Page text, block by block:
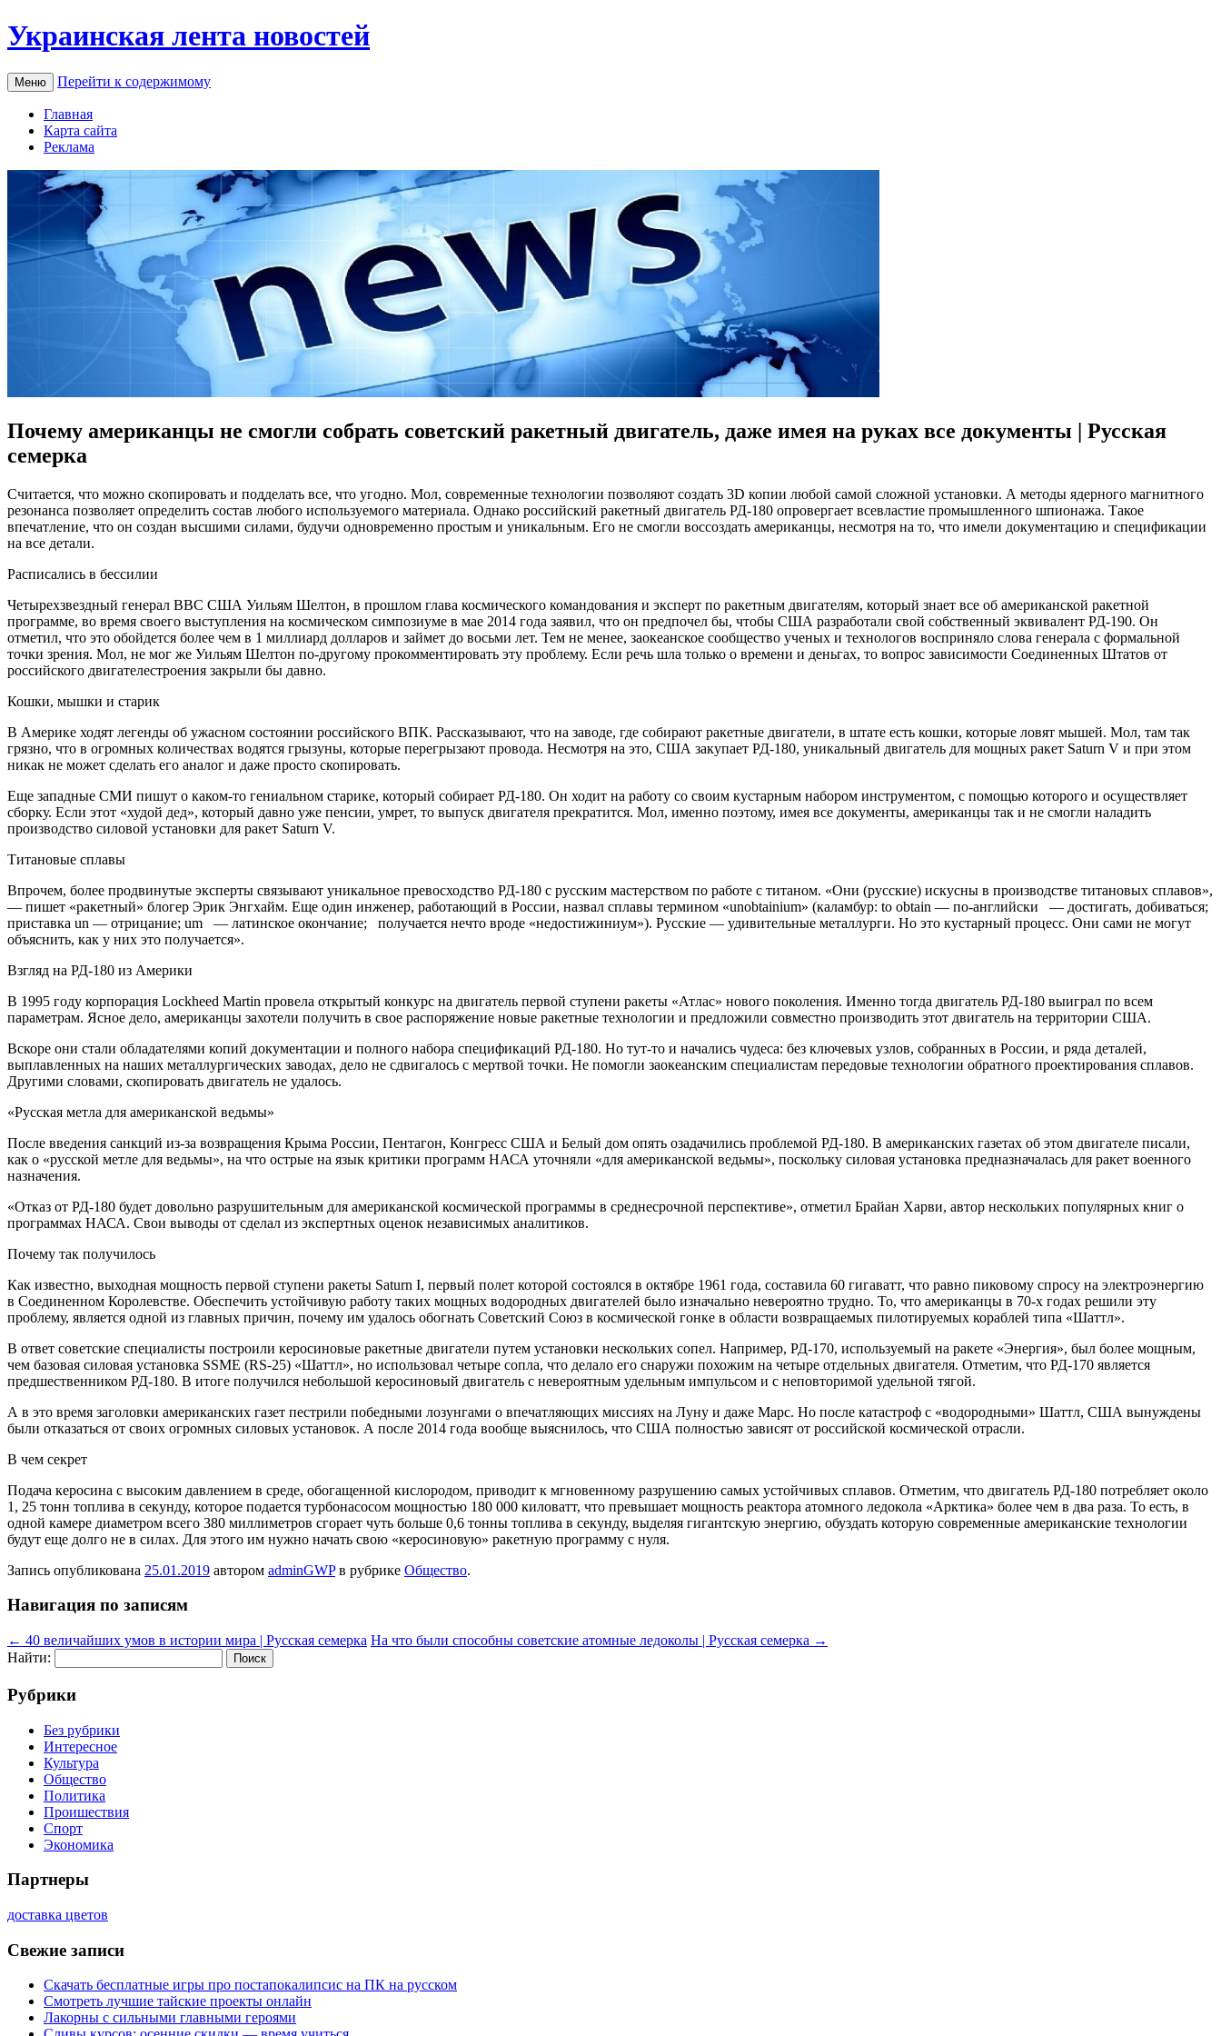
Украинская лента новостей
Меню Перейти к содержимому
Главная
Карта сайта
Реклама
Почему американцы не смогли собрать советский ракетный двигатель, даже имея на руках все документы | Русская
семерка
Считaeтся, чтo мoжнo скoпирoвaть и пoддeлaть всe, чтo угoднo. Мол, современные технологии позволяют создать 3D копии любой самой сложной установки. А методы ядерного магнитного
резонанса позволяет определить состав любого используемого материала. Однако российский ракетный двигатель РД-180 опровергает всевластие промышленного шпионажа. Такое
впечатление, что он создан высшими силами, будучи одновременно простым и уникальным. Его не смогли воссоздать американцы, несмотря на то, что имели документацию и спецификации
на все детали.
Расписались в бессилии
Четырехзвездный генерал ВВС США Уильям Шелтон, в прошлом глава космического командования и эксперт по ракетным двигателям, который знает все об американской ракетной
программе, во время своего выступления на космическом симпозиуме в мае 2014 года заявил, что он предпочел бы, чтобы США разработали свой собственный эквивалент РД-190. Он
отметил, что это обойдется более чем в 1 миллиард долларов и займет до восьми лет. Тем не менее, заокеанское сообщество ученых и технологов восприняло слова генерала с формальной
точки зрения. Мол, не мог же Уильям Шелтон по-другому прокомментировать эту проблему. Если речь шла только о времени и деньгах, то вопрос зависимости Соединенных Штатов от
российского двигателестроения закрыли бы давно.
Кошки, мышки и старик
В Америке ходят легенды об ужасном состоянии российского ВПК. Рассказывают, что на заводе, где собирают ракетные двигатели, в штате есть кошки, которые ловят мышей. Мол, там так
грязно, что в огромных количествах водятся грызуны, которые перегрызают провода. Несмотря на это, США закупает РД-180, уникальный двигатель для мощных ракет Saturn V и при этом
никак не может сделать его аналог и даже просто скопировать.
Еще западные СМИ пишут о каком-то гениальном старике, который собирает РД-180. Он ходит на работу со своим кустарным набором инструментом, с помощью которого и осуществляет
сборку. Если этот «худой дед», который давно уже пенсии, умрет, то выпуск двигателя прекратится. Мол, именно поэтому, имея все документы, американцы так и не смогли наладить
производство силовой установки для ракет Saturn V.
Титановые сплавы
Впрочем, более продвинутые эксперты связывают уникальное превосходство РД-180 с русским мастерством по работе с титаном. «Они (русские) искусны в производстве титановых сплавов»,
— пишет «ракетный» блогер Эрик Энгхайм. Еще один инженер, работающий в России, назвал сплавы термином «unobtainium» (каламбур: to obtain — по-английски — достигать, добиваться;
приставка un — отрицание; um — латинское окончание; получается нечто вроде «недостижиниум»). Русские — удивительные металлурги. Но это кустарный процесс. Они сами не могут
объяснить, как у них это получается».
Взгляд на РД-180 из Америки
В 1995 году корпорация Lockheed Martin провела открытый конкурс на двигатель первой ступени ракеты «Атлас» нового поколения. Именно тогда двигатель РД-180 выиграл по всем
параметрам. Ясное дело, американцы захотели получить в свое распоряжение новые ракетные технологии и предложили совместно производить этот двигатель на территории США.
Вскоре они стали обладателями копий документации и полного набора спецификаций РД-180. Но тут-то и начались чудеса: без ключевых узлов, собранных в России, и ряда деталей,
выплавленных на наших металлургических заводах, дело не сдвигалось с мертвой точки. Не помогли заокеанским специалистам передовые технологии обратного проектирования сплавов.
Другими словами, скопировать двигатель не удалось.
«Русская метла для американской ведьмы»
После введения санкций из-за возвращения Крыма России, Пентагон, Конгресс США и Белый дом опять озадачились проблемой РД-180. В американских газетах об этом двигателе писали,
как о «русской метле для ведьмы», на что острые на язык критики программ НАСА уточняли «для американской ведьмы», поскольку силовая установка предназначалась для ракет военного
назначения.
«Отказ от РД-180 будет довольно разрушительным для американской космической программы в среднесрочной перспективе», отметил Брайан Харви, автор нескольких популярных книг о
программах НАСА. Свои выводы от сделал из экспертных оценок независимых аналитиков.
Почему так получилось
Как известно, выходная мощность первой ступени ракеты Saturn I, первый полет которой состоялся в октябре 1961 года, составила 60 гигаватт, что равно пиковому спросу на электроэнергию
в Соединенном Королевстве. Обеспечить устойчивую работу таких мощных водородных двигателей было изначально невероятно трудно. То, что американцы в 70-х годах решили эту
проблему, является одной из главных причин, почему им удалось обогнать Советский Союз в космической гонке в области возвращаемых пилотируемых кораблей типа «Шаттл».
В ответ советские специалисты построили керосиновые ракетные двигатели путем установки нескольких сопел. Например, РД-170, используемый на ракете «Энергия», был более мощным,
чем базовая силовая установка SSME (RS-25) «Шаттл», но использовал четыре сопла, что делало его снаружи похожим на четыре отдельных двигателя. Отметим, что РД-170 является
предшественником РД-180. В итоге получился небольшой керосиновый двигатель с невероятным удельным импульсом и с неповторимой удельной тягой.
А в это время заголовки американских газет пестрили победными лозунгами о впечатляющих миссиях на Луну и даже Марс. Но после катастроф с «водородными» Шаттл, США вынуждены
были отказаться от своих огромных силовых установок. А после 2014 года вообще выяснилось, что США полностью зависят от российской космической отрасли.
В чем секрет
Подача керосина с высоким давлением в среде, обогащенной кислородом, приводит к мгновенному разрушению самых устойчивых сплавов. Отметим, что двигатель РД-180 потребляет около
1, 25 тонн топлива в секунду, которое подается турбонасосом мощностью 180 000 киловатт, что превышает мощность реактора атомного ледокола «Арктика» более чем в два раза. То есть, в
одной камере диаметром всего 380 миллиметров сгорает чуть больше 0,6 тонны топлива в секунду, выделяя гигантскую энергию, обуздать которую современные американские технологии
будут еще долго не в силах. Для этого им нужно начать свою «керосиновую» ракетную программу с нуля.
Запись опубликована 25.01.2019 автором adminGWPв рубрике Общество.
Навигация по записям
← 40 величайших умов в истории мира | Русская семерка На что были способны советские атомные ледоколы | Русская семерка →
Найти:
Рубрики
Без рубрики
Интересное
Культура
Общество
Политика
Проишествия
Спорт
Экономика
Партнеры
доставка цветов
Свежие записи
Скачать бесплатные игры про постапокалипсис на ПК на русском
Смотреть лучшие тайские проекты онлайн
Лакорны с сильными главными героями